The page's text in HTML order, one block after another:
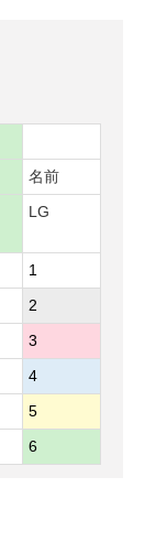
名前
LG
1
2
3
4
5
6